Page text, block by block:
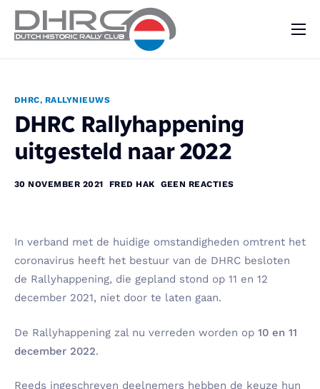
Vraag & Aanbod
Nieuws
DHRC, RALLYNIEUWS
DHRC Rallyhappening
uitgesteld naar 2022
30 NOVEMBER 2021 FRED HAK GEEN REACTIES
In verband met de huidige omstandigheden omtrent het
coronavirus heeft het bestuur van de DHRC besloten
de Rallyhappening, die gepland stond op 11 en 12
december 2021, niet door te laten gaan.
De Rallyhappening zal nu verreden worden op 10 en 11
december 2022.
Reeds ingeschreven deelnemers hebben de keuze hun